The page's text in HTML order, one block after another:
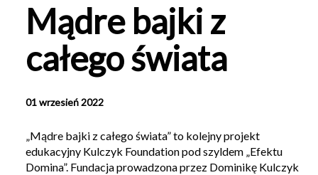
NASZE PRZEDSZKOLE
DLA RODZICA
Mądre bajki z
całego świata
01 wrzesień 2022
„Mądre bajki z całego świata” to kolejny projekt
edukacyjny Kulczyk Foundation pod szyldem „Efektu
Domina”. Fundacja prowadzona przez Dominikę Kulczyk